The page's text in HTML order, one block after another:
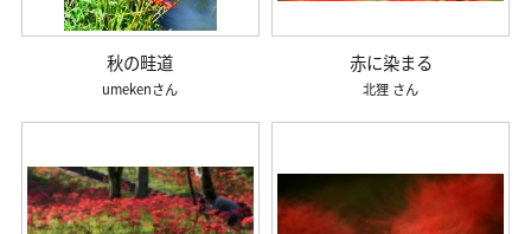
秋の畦道
umeken
赤に染まる
北狸